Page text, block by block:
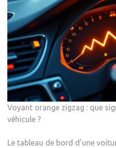
Voyant orange zigzag : que
véhicule ?
Le tableau de bord d’une